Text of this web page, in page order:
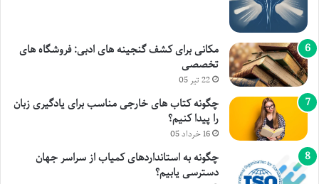
مکانی برای کشف گنجینه های ادبی: فروشگاه های
تخصصی
22 تیر 05
چگونه کتاب های خارجی مناسب برای یادگیری زبان
را پیدا کنیم؟
16 خرداد 05
چگونه به استانداردهای کمیاب از سراسر جهان
دسترسی یابیم؟